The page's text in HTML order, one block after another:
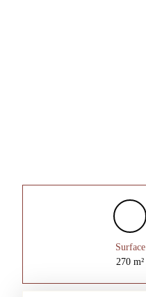
Surface
270m²